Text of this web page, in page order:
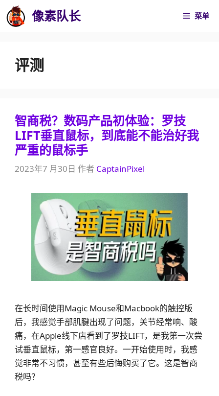
至
像素队长 菜单
评测
智商税？数码产品初体验：罗技
LIFT垂直鼠标，到底能不能治好我
严重的鼠标手
2023年7 月30日 作者 CaptainPixel
在长时间使用Magic Mouse和Macbook的触控版
后，我感觉手部肌腱出现了问题，关节经常响、酸
痛，在Apple线下店看到了罗技LIFT，是我第一次尝
试垂直鼠标，第一感官良好。一开始使用时，我感
觉非常不习惯，甚至有些后悔购买了它。这是智商
税吗？